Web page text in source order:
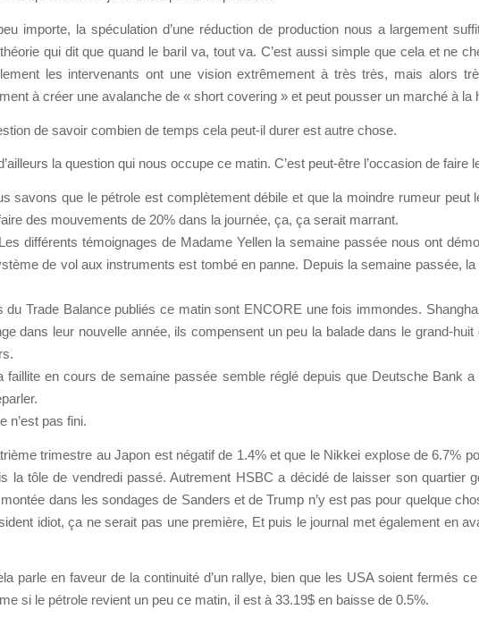
importe, la spéculation d’une réduction de production nous a largement
qui dit que quand le baril va, tout va. C’est aussi simple que cela et ne
les intervenants ont une vision extrêmement à très très, mais alors
à créer une avalanche de « short covering » et peut pousser un marché à
de savoir combien de temps cela peut-il durer est autre chose.
la question qui nous occupe ce matin. C’est peut-être l’occasion de
savons que le pétrole est complètement débile et que la moindre rumeur peut
des mouvements de 20% dans la journée, ça, ça serait marrant.
différents témoignages de Madame Yellen la semaine passée nous ont
de vol aux instruments est tombé en panne. Depuis la semaine passée,
Trade Balance publiés ce matin sont ENCORE une fois immondes.
dans leur nouvelle année, ils compensent un peu la balade dans le grand-
en cours de semaine passée semble réglé depuis que Deutsche Bank
n’est pas fini.
trimestre au Japon est négatif de 1.4% et que le Nikkei explose de 6.7%
la tôle de vendredi passé. Autrement HSBC a décidé de laisser son quartier
dans les sondages de Sanders et de Trump n’y est pas pour quelque
idiot, ça ne serait pas une première, Et puis le journal met également en
parle en faveur de la continuité d’un rallye, bien que les USA soient fermés
si le pétrole revient un peu ce matin, il est à 33.19$ en baisse de 0.5%.